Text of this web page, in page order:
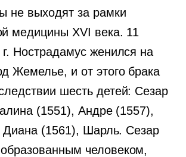
не выходят за рамки
медицины XVI века. 11
Нострадамус женился на
Жемелье, и от этого брака
шесть детей: Сезар
(1551), Андре (1557),
Диана (1561), Шарль. Сезар
человеком,